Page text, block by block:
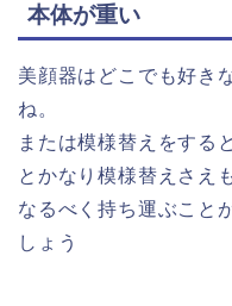
本体が重い
美顔器はどこでも好き
ね。
または模様替えをする
とかなり模様替えさえ
なるべく持ち運ぶこと
しょう